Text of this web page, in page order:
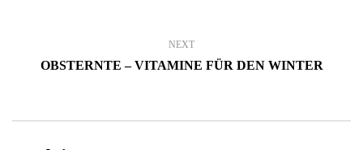
NEXT
OBSTERNTE – VITAMINE FÜR DEN WINTER